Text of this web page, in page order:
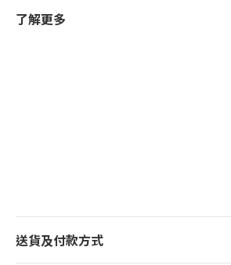
了解更多
送貨及付款方式